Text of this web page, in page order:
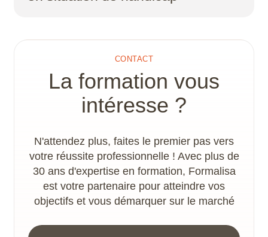
adaptations nécessaires à la concrétisation du
parcours de formation. Les locaux disposent
d’un accès PMR.
CONTACT
La formation vous
intéresse ?
N'attendez plus, faites le premier pas vers
votre réussite professionnelle ! Avec plus de
30 ans d'expertise en formation, Formalisa
est votre partenaire pour atteindre vos
objectifs et vous démarquer sur le marché